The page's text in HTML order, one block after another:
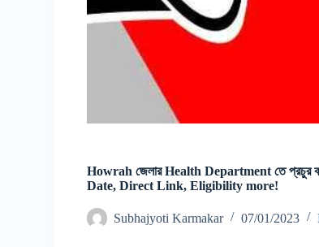
Howrah জেলার Health Department তে
Date, Direct Link, Eligibility more!
Subhajyoti Karmakar 07/01/2023